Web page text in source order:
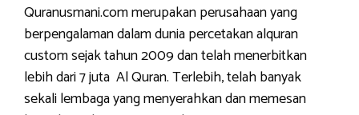
Quranusmani.com merupakan perusahaan yang
berpengalaman dalam dunia percetakan alquran
custom sejak tahun 2009 dan telah menerbitkan
lebih dari 7 juta Al Quran. Terlebih, telah banyak
sekali lembaga yang menyerahkan dan memesan